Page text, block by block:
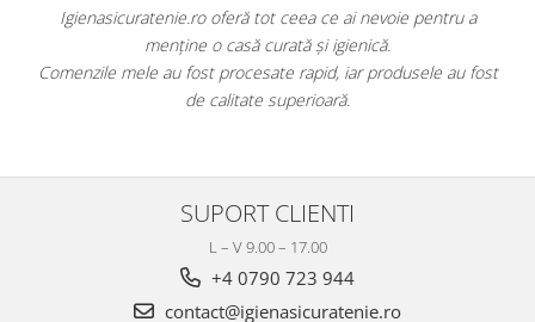
Igienasicuratenie.ro oferă tot ceea ce ai nevoie pentru a
menține o casă curată și igienică.
Comenzile mele au fost procesate rapid, iar produsele au fost
de calitate superioară.
SUPORT CLIENTI
L – V 9.00 – 17.00
+4 0790 723 944
contact@igienasicuratenie.ro